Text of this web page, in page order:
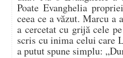
Poate Evanghelia
ceea ce a văzut. Marcu
a cercetat cu grijă cele
scris cu inima celui care
a putut spune simplu: